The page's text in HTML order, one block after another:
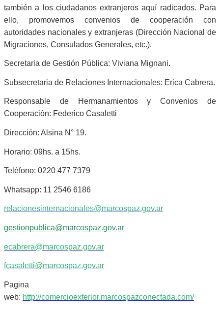
también a los ciudadanos extranjeros aquí radicados. Para
ello, promovemos convenios de cooperación con
autoridades nacionales y extranjeras (Dirección Nacional de
Migraciones, Consulados Generales, etc.).
Secretaria de Gestión Pública: Viviana Mignani.
Subsecretaria de Relaciones Internacionales: Erica Cabrera.
Responsable de Hermanamientos y Convenios de
Cooperación: Federico Casaletti
Dirección: Alsina N° 19.
Horario: 09hs. a 15hs.
Teléfono: 0220 477 7379
Whatsapp: 11 2546 6186
relacionesinternacionales@marcospaz.gov.ar
gestionpublica@marcospaz.gov.ar
ecabrera@marcospaz.gov.ar
fcasaletti@marcospaz.gov.ar
Pagina
web: http://comercioexterior.marcospazconectada.com/